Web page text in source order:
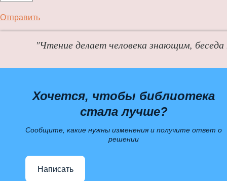
Отправить
"Чтение делает человека знающим,
Хочется, чтобы библиотека
стала лучше?
Сообщите, какие нужны изменения и получите ответ о
решении
Написать